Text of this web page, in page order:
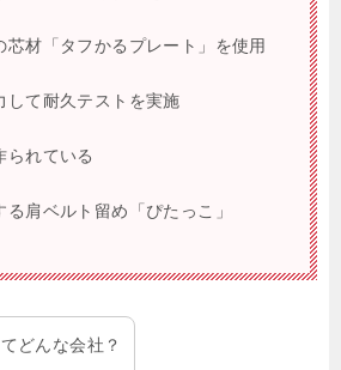
芯材「タフかるプレート」を使用
して耐久テストを実施
られている
肩ベルト留め「ぴたっこ」
どんな会社？